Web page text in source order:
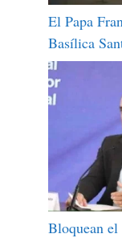
El Papa
Basílica
Bloquean